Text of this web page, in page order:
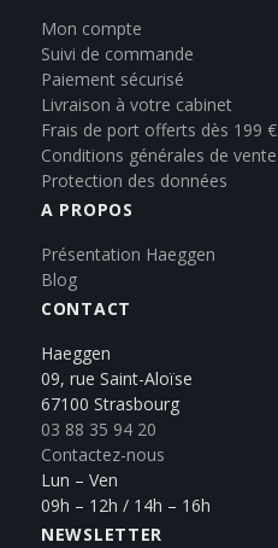
Mon compte
Suivi de commande
Paiement sécurisé
Livraison à votre cabinet
Frais de port offerts dès 199 €
Conditions générales de vente
Protection des données
A PROPOS
Présentation Haeggen
Blog
CONTACT
Haeggen
09, rue Saint-Aloïse
67100 Strasbourg
03 88 35 94 20
Contactez-nous
Lun – Ven
09h – 12h / 14h – 16h
NEWSLETTER